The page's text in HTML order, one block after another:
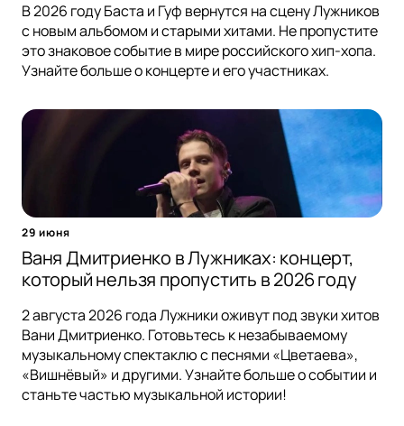
В 2026 году Баста и Гуф вернутся на сцену Лужников
с новым альбомом и старыми хитами. Не пропустите
это знаковое событие в мире российского хип-хопа.
Узнайте больше о концерте и его участниках.
29 июня
Ваня Дмитриенко в Лужниках: концерт,
который нельзя пропустить в 2026 году
2 августа 2026 года Лужники оживут под звуки хитов
Вани Дмитриенко. Готовьтесь к незабываемому
музыкальному спектаклю с песнями «Цветаева»,
«Вишнёвый» и другими. Узнайте больше о событии и
станьте частью музыкальной истории!